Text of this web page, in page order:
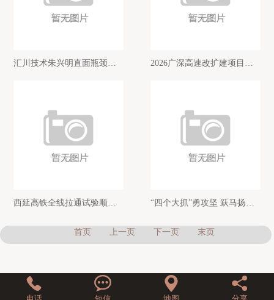
人才招聘
汇川技术朱兴明直面瓶颈提出“场景、精度、愿力”三大解法 2026广深高速改扩建项目迎来新进展
首页 上一页 下一页 末页
   